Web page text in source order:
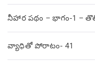
నీహార పథం – భాగం-1 –
వ్యాధితో పోరాటం- 41